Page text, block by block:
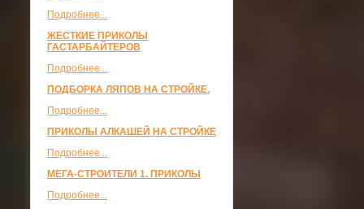
Подробнее...
ЖЕСТКИЕ ПРИКОЛЫ
ГАСТАРБАЙТЕРОВ
Подробнее...
ПОДБОРКА ЛЯПОВ НА СТРОЙКЕ.
Подробнее...
ПРИКОЛЫ АЛКАШЕЙ НА СТРОЙКЕ
Подробнее...
МЕГА-СТРОИТЕЛИ 1. ПРИКОЛЫ
Подробнее...